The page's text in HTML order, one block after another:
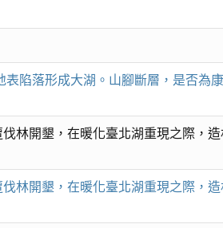
陷落形成大湖。山腳斷層，是否為
林開墾，在暖化臺北湖重現之際，
林開墾，在暖化臺北湖重現之際，